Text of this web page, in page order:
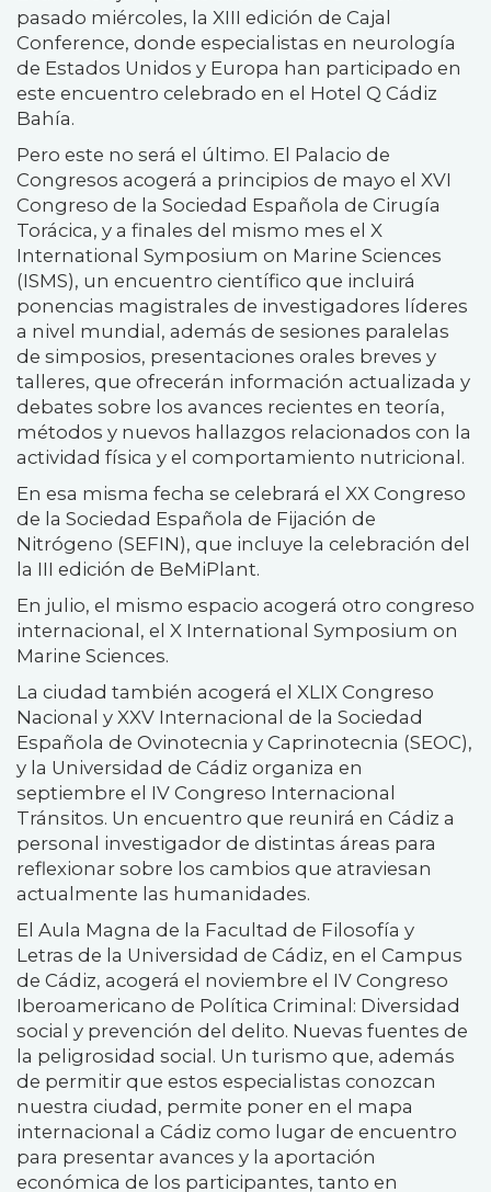
pasado miércoles, la XIII edición de Cajal
Conference, donde especialistas en neurología
de Estados Unidos y Europa han participado en
este encuentro celebrado en el Hotel Q Cádiz
Bahía.
Pero este no será el último. El Palacio de
Congresos acogerá a principios de mayo el XVI
Congreso de la Sociedad Española de Cirugía
Torácica, y a finales del mismo mes el X
International Symposium on Marine Sciences
(ISMS), un encuentro científico que incluirá
ponencias magistrales de investigadores líderes
a nivel mundial, además de sesiones paralelas
de simposios, presentaciones orales breves y
talleres, que ofrecerán información actualizada y
debates sobre los avances recientes en teoría,
métodos y nuevos hallazgos relacionados con la
actividad física y el comportamiento nutricional.
En esa misma fecha se celebrará el XX Congreso
de la Sociedad Española de Fijación de
Nitrógeno (SEFIN), que incluye la celebración del
la III edición de BeMiPlant.
En julio, el mismo espacio acogerá otro congreso
internacional, el X International Symposium on
Marine Sciences.
La ciudad también acogerá el XLIX Congreso
Nacional y XXV Internacional de la Sociedad
Española de Ovinotecnia y Caprinotecnia (SEOC),
y la Universidad de Cádiz organiza en
septiembre el IV Congreso Internacional
Tránsitos. Un encuentro que reunirá en Cádiz a
personal investigador de distintas áreas para
reflexionar sobre los cambios que atraviesan
actualmente las humanidades.
El Aula Magna de la Facultad de Filosofía y
Letras de la Universidad de Cádiz, en el Campus
de Cádiz, acogerá el noviembre el IV Congreso
Iberoamericano de Política Criminal: Diversidad
social y prevención del delito. Nuevas fuentes de
la peligrosidad social. Un turismo que, además
de permitir que estos especialistas conozcan
nuestra ciudad, permite poner en el mapa
internacional a Cádiz como lugar de encuentro
para presentar avances y la aportación
económica de los participantes, tanto en